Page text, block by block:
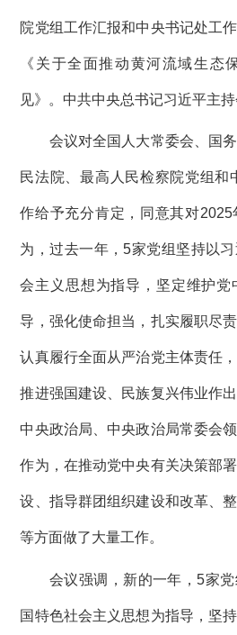
院党组工作汇报和中央书记处工
《关于全面推动黄河流域生态
见》。中共中央总书记习近平主持
会议对全国人大常委会、国务
民法院、最高人民检察院党组和
作给予充分肯定，同意其对
为，过去一年，5家党组坚持以
会主义思想为指导，坚定维护党
导，强化使命担当，扎实履职尽
认真履行全面从严治党主体责任
推进强国建设、民族复兴伟业作
中央政治局、中央政治局常委会
作为，在推动党中央有关决策部
设、指导群团组织建设和改革、
等方面做了大量工作。
会议强调，新的一年，5家党
国特色社会主义思想为指导，坚